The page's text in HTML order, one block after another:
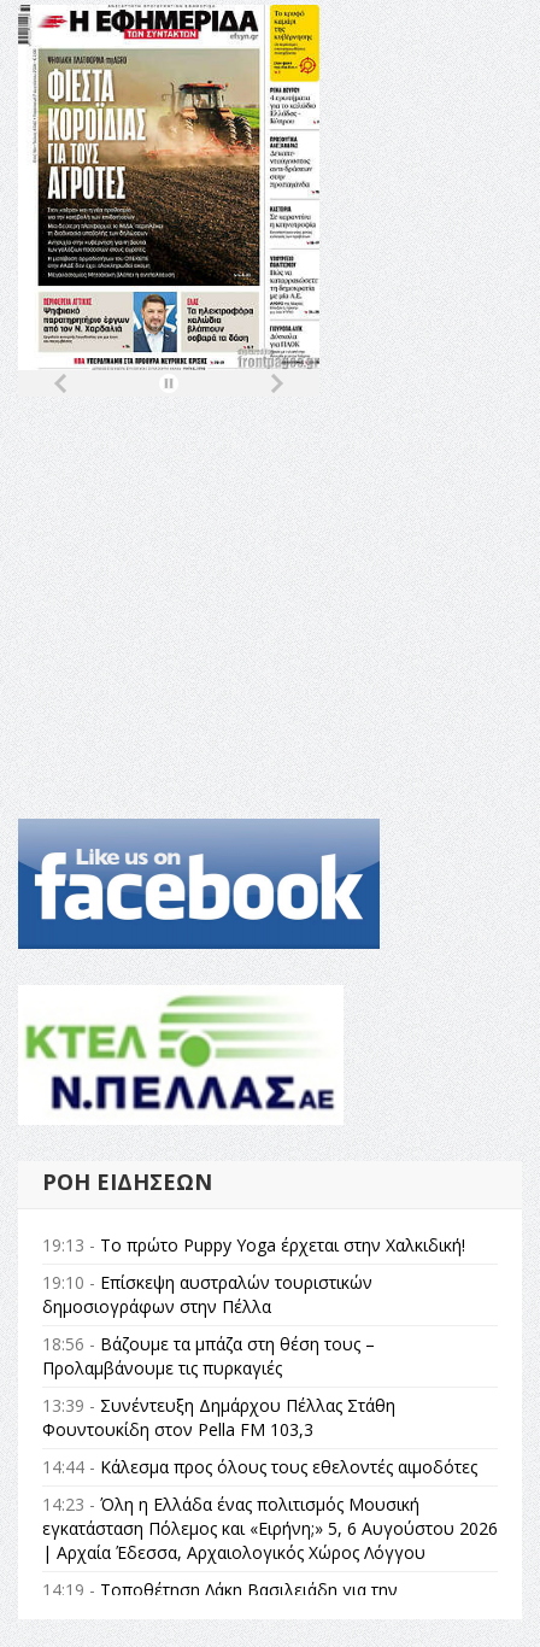
ΡΟΉ ΕΙΔΉΣΕΩΝ
19:13 - Το πρώτο Puppy Yoga έρχεται στην Χαλκιδική!
19:10 - Επίσκεψη αυστραλών τουριστικών
δημοσιογράφων στην Πέλλα
18:56 - Βάζουμε τα μπάζα στη θέση τους –
Προλαμβάνουμε τις πυρκαγιές
13:39 - Συνέντευξη Δημάρχου Πέλλας Στάθη
Φουντουκίδη στον Pella FM 103,3
14:44 - Κάλεσμα προς όλους τους εθελοντές αιμοδότες
14:23 - Όλη η Ελλάδα ένας πολιτισμός Μουσική
εγκατάσταση Πόλεμος και «Ειρήνη;» 5, 6 Αυγούστου 2026
| Αρχαία Έδεσσα, Αρχαιολογικός Χώρος Λόγγου
14:19 - Τοποθέτηση Λάκη Βασιλειάδη για την
Αναθεώρηση του Συντάγματος: «Σε τέτοιες κορυφαίες
θεσμικές διαδικασίες υπάρχει μόνο η ευθύνη απέναντι